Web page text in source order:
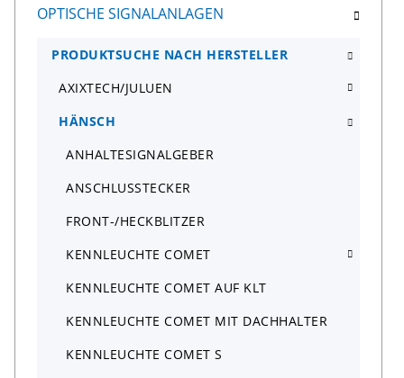
OPTISCHE SIGNALANLAGEN
PRODUKTSUCHE NACH HERSTELLER
AXIXTECH/JULUEN
HÄNSCH
ANHALTESIGNALGEBER
ANSCHLUSSTECKER
FRONT-/HECKBLITZER
KENNLEUCHTE COMET
KENNLEUCHTE COMET AUF KLT
KENNLEUCHTE COMET MIT DACHHALTER
KENNLEUCHTE COMET S